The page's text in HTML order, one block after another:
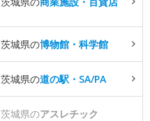
茨城県の博物館・科学館
茨城県の道の駅・SA/PA
茨城県のアスレチック